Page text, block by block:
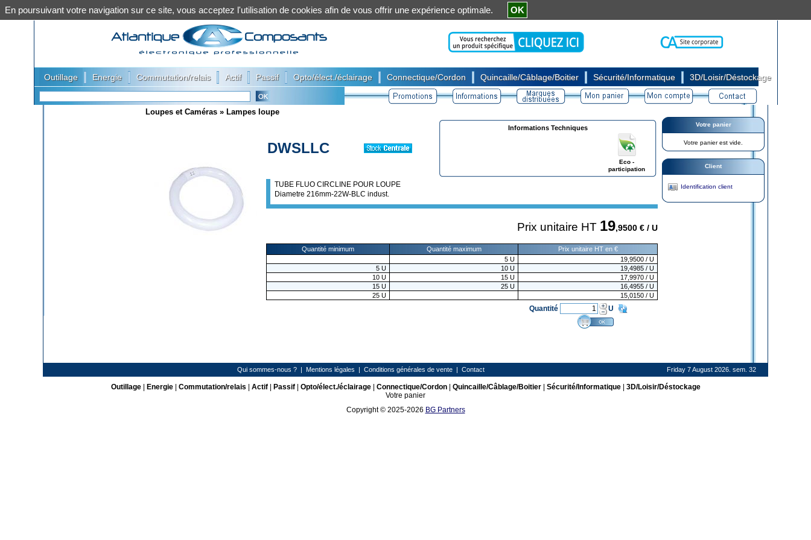
Outillage Energie Commutation/relais Actif Passif Opto/élect./éclairage Connectique/Cordon Quincaille/Câblage/Boitier Sécurité/Informatique 3D/Loisir/Déstockage
Loupes et Caméras » Lampes loupe
DWSLLC
Informations Techniques
Eco -
participation
TUBE FLUO CIRCLINE POUR LOUPE
Diametre 216mm-22W-BLC indust.
Prix unitaire HT 19,9500 € / U
Quantité minimum Quantité maximum
Prix unitaire HT en €
5 U 19,9500 / U
5 U 10 U 19,4985 / U
10 U 15 U 17,9970 / U
15 U 25 U 16,4955 / U
25 U 15,0150 / U
Quantité U
Votre panier
Votre panier est vide.
Client
Identification client
Qui sommes-nous ? | Mentions légales | Conditions générales de vente | Contact Friday 7 August 2026. sem. 32
Outillage| Energie| Commutation/relais Actif| Passif| Opto/élect./éclairage| Connectique/Cordon| Quincaille/Câblage/Boitier| Sécurité/Informatique| 3D/Loisir/Déstockage
Votre panier
Copyright © 2025-2026 BG Partners
En poursuivant votre navigation sur ce site, vous acceptez l'utilisation de cookies afin de vous offrir une expérience optimale. OK